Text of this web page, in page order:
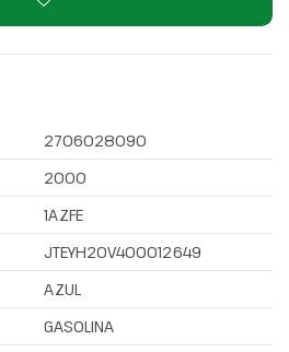
2706028090
2000
1AZFE
JTEYH20V400012649
AZUL
GASOLINA